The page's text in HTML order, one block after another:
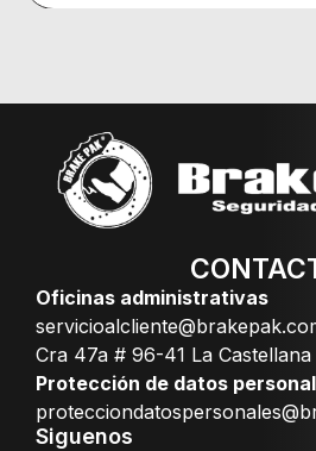
Oficinas administrativas
Cra 47a # 96-41 La
Protección de datos
Siguenos